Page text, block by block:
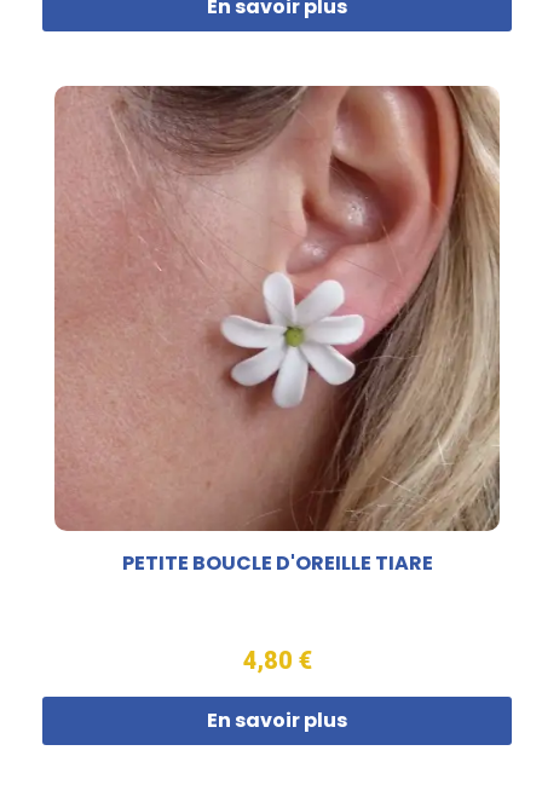
En savoir plus
PETITE BOUCLE D'OREILLE TIARE
4,80 €
En savoir plus